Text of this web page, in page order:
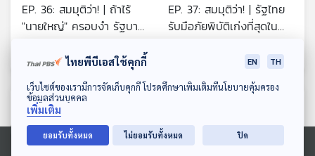
ดาวน์โหลด Thai PBS Podcast Application
EP. 36: สมมุติว่า! | ถ้าไร้
"นายใหญ่" ครอบงำ รัฐบาล
EP. 37: สมมุติว่า! | รัฐไทย
รับมือภัยพิบัติเก่งที่สุดใน
ตอนที่เกี่ยวข้อง
ไทยพีบีเอสใช้คุกกี้ EN TH
เว็บไซต์ของเรามีการจัดเก็บคุกกี้ โปรดศึกษาเพิ่มเติมที่นโยบายคุ้มครอง
ข้อมูลส่วนบุคคล
เพิ่มเติม
ยอมรับทั้งหมด ไม่ยอมรับทั้งหมด ปิด